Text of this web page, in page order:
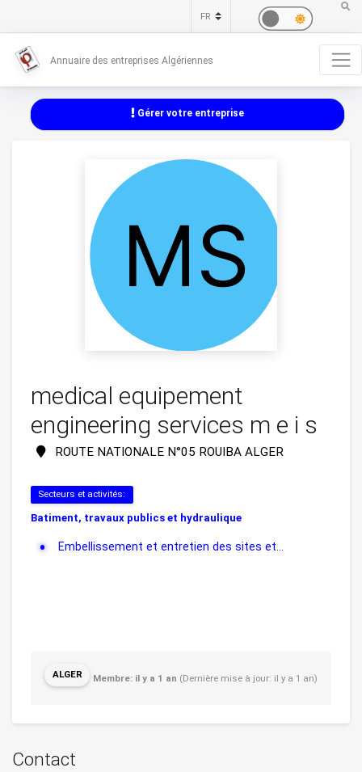
Annuaire des entreprises Algériennes
Gérer votre entreprise
medical equipement
engineering services m e i s
ROUTE NATIONALE N°05 ROUIBA ALGER
Secteurs et activités:
Batiment, travaux publics et hydraulique
Embellissement et entretien des sites et...
ALGER Membre: il y a 1 an (Dernière mise à jour: il y a 1 an)
Contact